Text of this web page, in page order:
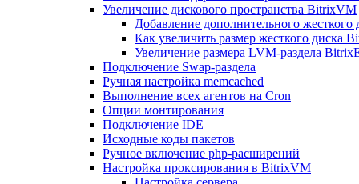
Увеличение дискового пространства BitrixVM
Добавление дополнительного
Как увеличить размер жесткого диска
Увеличение размера LVM-раздела
Подключение Swap-раздела
Ручная настройка memcached
Выполнение всех агентов на Cron
Опции монтирования
Подключение IDE
Исходные коды пакетов
Ручное включение php-расширений
Настройка проксирования в BitrixVM